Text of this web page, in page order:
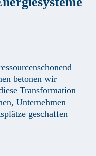
betonen wir
Transformation
Unternehmen
geschaffen